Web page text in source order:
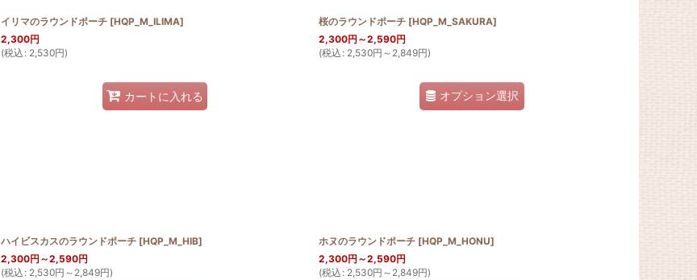
イリマのラウンドポーチ [HQP_M_ILIMA]
2,300円
(税込 : 2,530円)
カートに入れる
桜のラウンドポーチ [HQP_M_SAKURA]
2,300円 ～2,590円
(税込 : 2,530円 ～2,849円)
オプション選択
ハイビスカスのラウンドポーチ [HQP_M_HIB]
2,300円 ～2,590円
(税込 : 2,530円 ～2,849円)
ホヌのラウンドポーチ [HQP_M_HONU]
2,300円 ～2,590円
(税込 : 2,530円 ～2,849円)